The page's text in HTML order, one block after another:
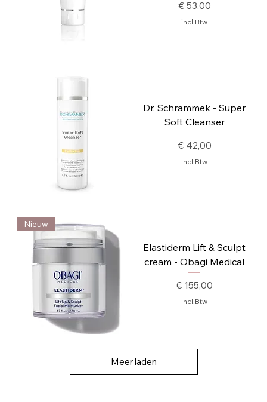
Prijs
€ 53,00
incl.Btw
Dr. Schrammek - Super
Soft Cleanser
Prijs
€ 42,00
incl.Btw
Nieuw
Elastiderm Lift & Sculpt
cream - Obagi Medical
Prijs
€ 155,00
incl.Btw
Meer laden